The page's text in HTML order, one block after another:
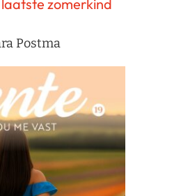
zomerkind
Postma